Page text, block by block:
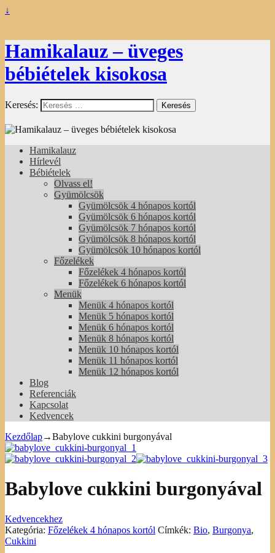
↓
Hamikalauz – üveges
bébiételek kisokosa
Keresés:
Hamikalauz
Hírlevél
Bébiételek
Olvass el!
Gyümölcsök
Gyümölcsök 4 hónapos kortól
Gyümölcsök 6 hónapos kortól
Gyümölcsök 7 hónapos kortól
Gyümölcsök 8 hónapos kortól
Gyümölcsök 10 hónapos kortól
Főzelékek
Főzelékek 4 hónapos kortól
Főzelékek 6 hónapos kortól
Menük
Menük 4 hónapos kortól
Menük 5 hónapos kortól
Menük 6 hónapos kortól
Menük 8 hónapos kortól
Menük 10 hónapos kortól
Menük 11 hónapos kortól
Menük 12 hónapos kortól
Blog
Referenciák
Kapcsolat
Kedvencek
Kezdőlap→Babylove cukkini burgonyával
Babylove cukkini burgonyával
Kedvencekhez
Kategória: Főzelékek 4 hónapos kortól Címkék: Bio, Burgonya,
Cukkini